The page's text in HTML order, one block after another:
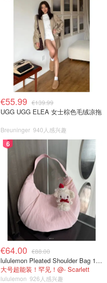
€55.99 €139.99
UGG UGG ELEA 女士棕色毛绒凉拖
Breuninger 940人感兴趣
6
€64.00 €88.00
lululemon Pleated Shoulder Bag 10L 单肩包
大号超能装！罕见！@- Scarlett
lululemon 926人感兴趣